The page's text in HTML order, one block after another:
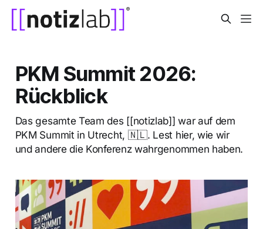
PKM Summit 2026:
Rückblick
Das gesamte Team des [[notizlab]] war auf dem
PKM Summit in Utrecht, 🇳🇱. Lest hier, wie wir
und andere die Konferenz wahrgenommen haben.